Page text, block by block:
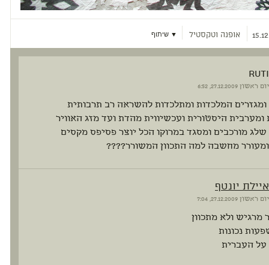
אופנה וטקסטיל ▼ שיתוף
RUTI
יום ראשון
ומגזרים המלכדות ומתלכדות להשראה רב תרבותית
ומערבית היסטורית ועכשיווית מהדת ועד מזג האוויר
שלג מורכבים ומסגד במרוקו הכל יוצר פסיפס מקסים
ומעורר מחשבה למה התכוון המשורר????
איילת יונטף
יום ראשון
מרגיש ולא מתכוון
נכונות
על העברית